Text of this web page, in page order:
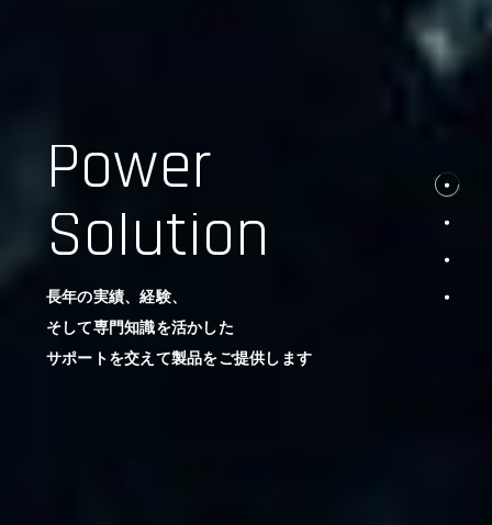
Power
Solution
長年の実績、経験、
そして専門知識を活かした
サポートを交えて製品をご提供します